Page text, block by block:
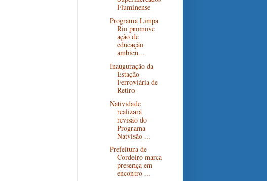
Fluminense
Programa Limpa
Rio promove
ação de
educação
ambien...
Inauguração da
Estação
Ferroviária de
Retiro
Natividade
realizará
revisão do
Programa
Natvisão ...
Prefeitura de
Cordeiro marca
presença em
encontro ...